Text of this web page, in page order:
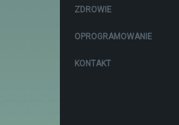
ZDROWIE
OPROGRAMOWANIE
KONTAKT